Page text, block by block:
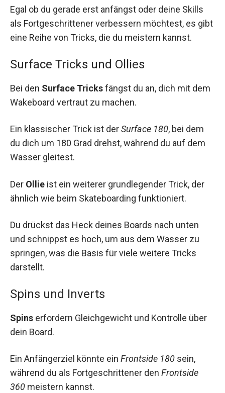
Egal ob du gerade erst anfängst oder deine Skills
als Fortgeschrittener verbessern möchtest, es gibt
eine Reihe von Tricks, die du meistern kannst.
Surface Tricks und Ollies
Bei den Surface Tricksfängst du an, dich mit dem
Wakeboard vertraut zu machen.
Ein klassischer Trick ist derSurface 180, bei dem
du dich um 180 Grad drehst, während du auf dem
Wasser gleitest.
Der Ollie ist ein weiterer grundlegender Trick, der
ähnlich wie beim Skateboarding funktioniert.
Du drückst das Heck deines Boards nach unten
und schnippst es hoch, um aus dem Wasser zu
springen, was die Basis für viele weitere Tricks
darstellt.
Spins und Inverts
Spins erfordern Gleichgewicht und Kontrolle über
dein Board.
Ein Anfängerziel könnte ein Frontside 180 sein,
während du als Fortgeschrittener den Frontside
360 meistern kannst.